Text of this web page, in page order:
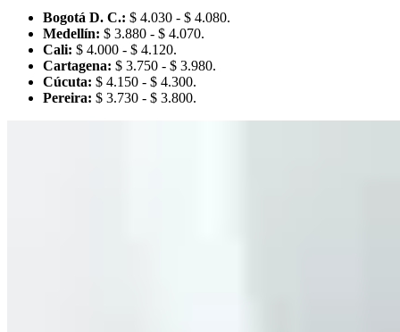
Bogotá D. C.: $ 4.030 - $ 4.080.
Medellín: $ 3.880 - $ 4.070.
Cali: $ 4.000 - $ 4.120.
Cartagena: $ 3.750 - $ 3.980.
Cúcuta: $ 4.150 - $ 4.300.
Pereira: $ 3.730 - $ 3.800.